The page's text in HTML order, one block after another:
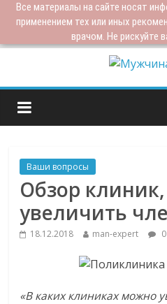
Все материалы на сайте носят
применением тех или иных
врачом. Не рискуйте
Ваши вопросы
Обзор
увеличить
18.12.2018 man-expert
«В каких клиниках можно